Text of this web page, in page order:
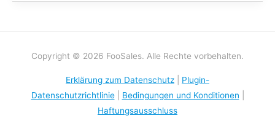
Copyright © 2026 FooSales. Alle Rechte vorbehalten.
Erklärung zum Datenschutz
Plugin-
Datenschutzrichtlinie| Bedingungen und Konditionen
Haftungsausschluss